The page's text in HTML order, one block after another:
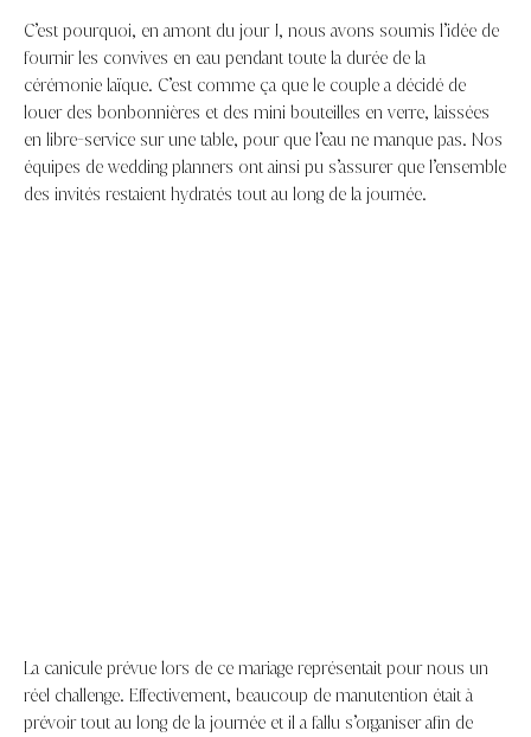
C’est pourquoi, en amont du jour J, nous avons soumis l’idée de
fournir les convives en eau pendant toute la durée de la
cérémonie laïque. C’est comme ça que le couple a décidé de
louer des bonbonnières et des mini bouteilles en verre, laissées
en libre-service sur une table, pour que l’eau ne manque pas. Nos
équipes de wedding planners ont ainsi pu s’assurer que l’ensemble
des invités restaient hydratés tout au long de la journée.
La canicule prévue lors de ce mariage représentait pour nous un
réel challenge. Effectivement, beaucoup de manutention était à
prévoir tout au long de la journée et il a fallu s’organiser afin de